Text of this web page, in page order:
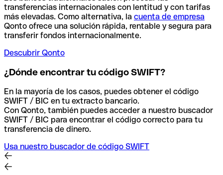
transferencias internacionales con lentitud y con tarifas
más elevadas. Como alternativa, la cuenta de empresa
Qonto ofrece una solución rápida, rentable y segura para
transferir fondos internacionalmente.
Descubrir Qonto
¿Dónde encontrar tu código SWIFT?
En la mayoría de los casos, puedes obtener el código
SWIFT / BIC en tu extracto bancario.
Con Qonto, también puedes acceder a nuestro buscador
SWIFT / BIC para encontrar el código correcto para tu
transferencia de dinero.
Usa nuestro buscador de código SWIFT